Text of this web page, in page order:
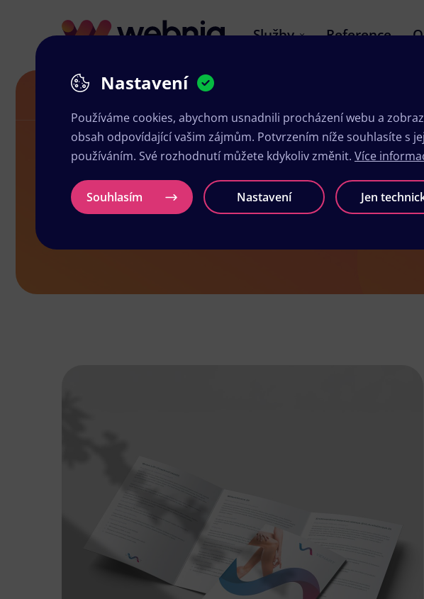
Služby Reference
Letáky ve Velkém Šenově
Letáky ve
Nastavení
Používáme cookies, abychom usnadnili procházení webu a
obsah odpovídající vašim zájmům. Potvrzením níže souhlasíte s
používáním. Své rozhodnutí můžete kdykoliv změnit. Více
Souhlasím Nastavení Jen